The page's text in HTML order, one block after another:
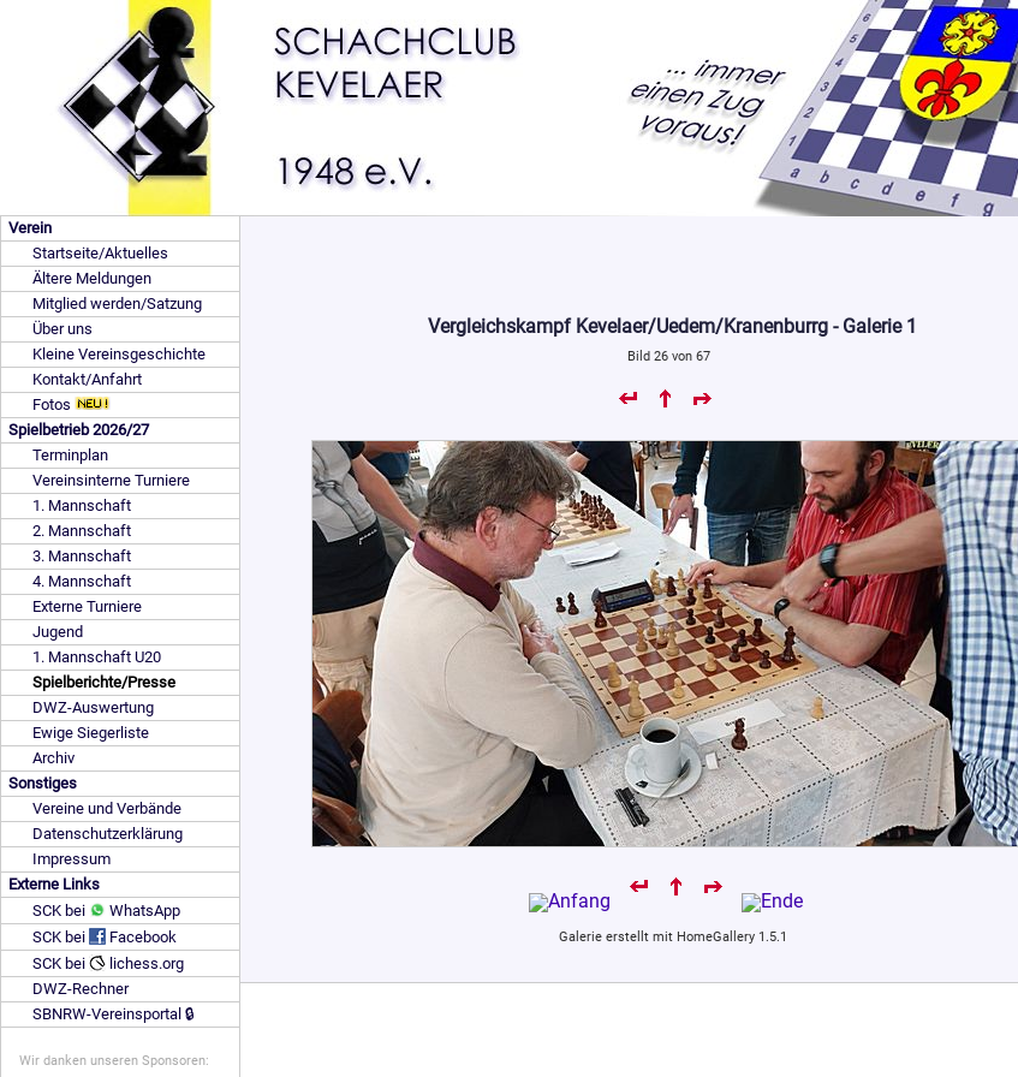
Verein
Startseite/Aktuelles
Ältere Meldungen
Mitglied werden/Satzung
Über uns
Kleine Vereinsgeschichte
Kontakt/Anfahrt
Fotos
Spielbetrieb 2026/27
Terminplan
Vereinsinterne Turniere
1. Mannschaft
2. Mannschaft
3. Mannschaft
4. Mannschaft
Externe Turniere
Jugend
1. Mannschaft U20
Spielberichte/Presse
DWZ-Auswertung
Ewige Siegerliste
Archiv
Sonstiges
Vereine und Verbände
Datenschutzerklärung
Impressum
Externe Links
SCK bei
WhatsApp
SCK bei
Facebook
SCK bei
lichess.org
DWZ-Rechner
SBNRW-Vereinsportal 🔒
Wir danken unseren Sponsoren:
Vergleichskampf Kevelaer/Uedem/Kranenburrg - Galerie 1
Bild 26 von 67
Galerie erstellt mit HomeGallery 1.5.1